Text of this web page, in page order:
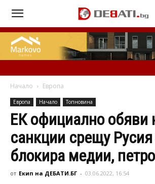
Начало Европа
Европа Начало Топновина
ЕК официално обяви
санкции срещу
блокира медии,
от Екип на ДЕБАТИ.БГ - 03.06.2022, 16:54